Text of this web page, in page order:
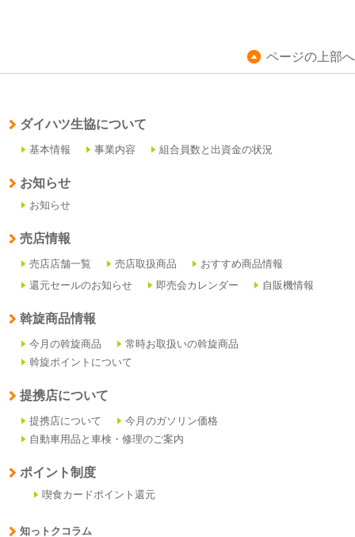
ページの上部へ
ダイハツ生協について
基本情報 事業内容 組合員数と出資金の状況
お知らせ
お知らせ
売店情報
売店店舗一覧 売店取扱商品
おすすめ商品情報
還元セールのお知らせ
即売会カレンダー 自販機情報
斡旋商品情報
今月の斡旋商品
常時お取扱いの斡旋商品
斡旋ポイントについて
提携店について
提携店について
今月のガソリン価格
自動車用品と車検・修理のご案内
ポイント制度
喫食カードポイント還元
知っトクコラム